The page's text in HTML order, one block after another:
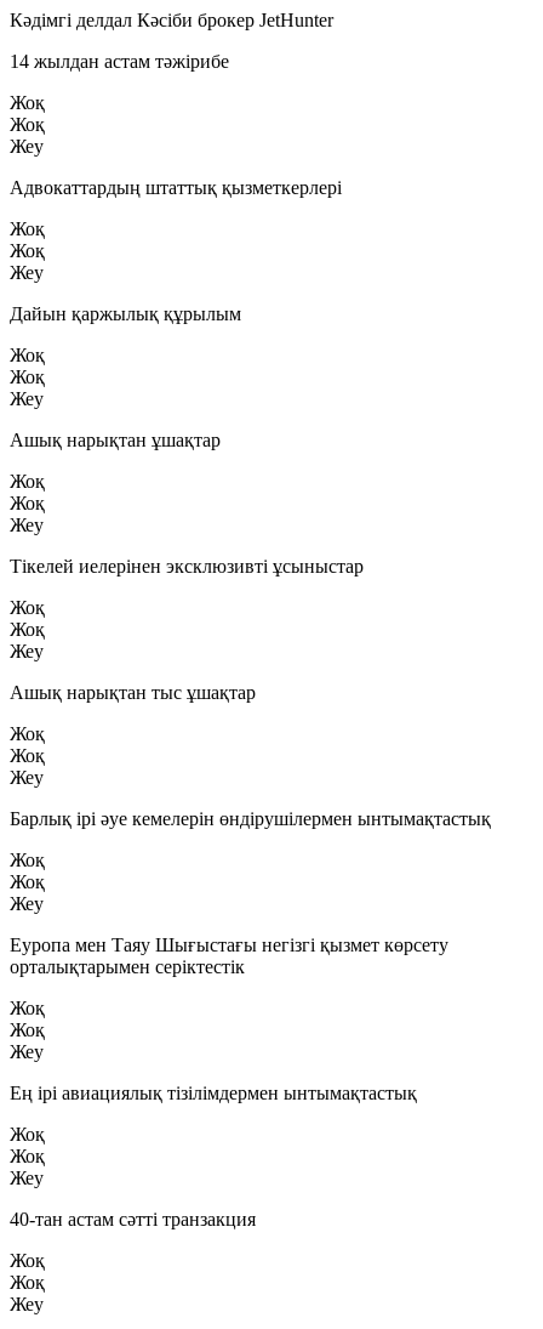
Кәдімгі делдал Кәсіби брокер JetHunter
14 жылдан астам тәжірибе
Жоқ
Жоқ
Жеу
Адвокаттардың штаттық қызметкерлері
Жоқ
Жоқ
Жеу
Дайын қаржылық құрылым
Жоқ
Жоқ
Жеу
Ашық нарықтан ұшақтар
Жоқ
Жоқ
Жеу
Тікелей иелерінен эксклюзивті ұсыныстар
Жоқ
Жоқ
Жеу
Ашық нарықтан тыс ұшақтар
Жоқ
Жоқ
Жеу
Барлық ірі әуе кемелерін өндірушілермен ынтымақтастық
Жоқ
Жоқ
Жеу
Еуропа мен Таяу Шығыстағы негізгі қызмет көрсету
орталықтарымен серіктестік
Жоқ
Жоқ
Жеу
Ең ірі авиациялық тізілімдермен ынтымақтастық
Жоқ
Жоқ
Жеу
40-тан астам сәтті транзакция
Жоқ
Жоқ
Жеу